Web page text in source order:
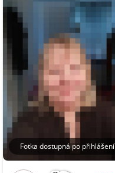
Fotka dostupná po přihlášení